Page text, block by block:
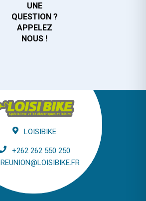
UNE
QUESTION ?
APPELEZ
NOUS !
LOISIBIKE
+262 262 550 250
REUNION@LOISIBIKE.FR